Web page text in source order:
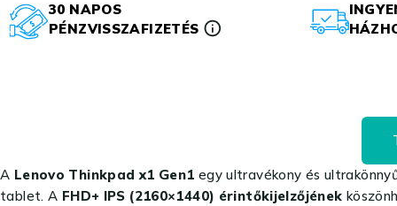
30 NAPOS
PÉNZVISSZAFIZETÉS
A Lenovo Thinkpad x1 Gen1 egy ultravékony és
tablet. A FHD+ IPS (2160×1440) érintőkijelzőjének